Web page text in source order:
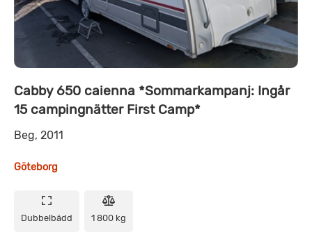
Cabby 650 caienna *Sommarkampanj: Ingår
15 campingnätter First Camp*
Beg, 2011
Göteborg
Dubbelbädd 1 800 kg